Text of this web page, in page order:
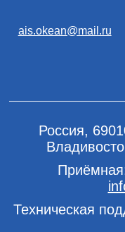
ais.okean@mail.ru
Россия,
Техническая